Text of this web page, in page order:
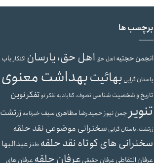
برچسب ها
انجمن حجتیه اهل حق اهل حق، یارسان اکنکارباب
باستان گرایی بهائیتبهداشت معنوی
تاریخ و شخصیت شناسی تصوف، گنابادیه تفکر نوتفکر نوین
تنویر جمن نیوز حمیدرضا مظاهری سیف خبرنامه زرتشت
زرتشت، باستان گرایی سخنرانی موضوعی نقد حلقه
سخنرانی های کوتاه نقد حلقه طنز عبدالبها
عرفان التقاطی عرفان حقیقی عرفان حلقه عرفان های